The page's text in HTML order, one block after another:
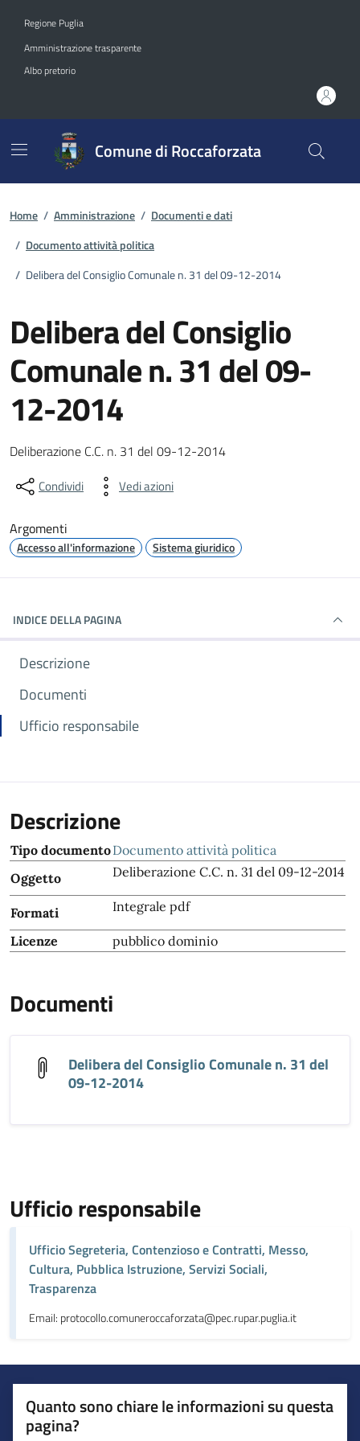
Regione Puglia
Amministrazione trasparente
Albo pretorio
Comune di Roccaforzata
Home / Amministrazione / Documenti e dati
/ Documento attività politica
/ Delibera del Consiglio Comunale n. 31 del 09-12-2014
Delibera del Consiglio
Comunale n. 31 del 09-
12-2014
Dettagli del documento
Deliberazione C.C. n. 31 del 09-12-2014
Condividi Vedi azioni
Argomenti
Accesso all'informazione Sistema giuridico
INDICE DELLA PAGINA
Descrizione
Documenti
Ufficio responsabile
Descrizione
Tipo documentoDocumento attività politica
Oggetto
Deliberazione C.C. n. 31 del 09-12-2014
Formati Integrale pdf
Licenze pubblico dominio
Documenti
Delibera del Consiglio Comunale n. 31 del
09-12-2014
Ufficio responsabile
Ufficio Segreteria, Contenzioso e Contratti, Messo,
Cultura, Pubblica Istruzione, Servizi Sociali,
Trasparenza
Email: protocollo.comuneroccaforzata@pec.rupar.puglia.it
Quanto sono chiare le informazioni su questa
pagina?